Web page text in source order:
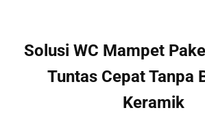
Solusi WC Mampet
Tuntas Cepat Tanpa
Keramik